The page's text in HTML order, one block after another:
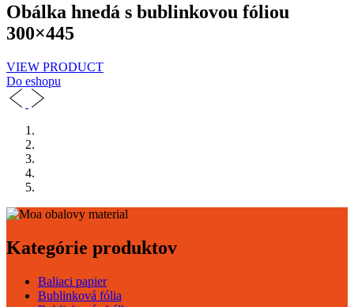
Obálka hnedá s bublinkovou fóliou
300×445
VIEW PRODUCT
Do eshopu
Kategórie produktov
Baliaci papier
Bublinková fólia